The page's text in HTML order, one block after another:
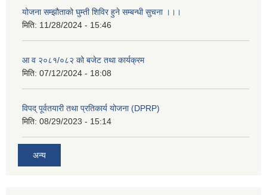
योजना सम्झौताको घुम्ती शिविर हुने सम्बन्धी सुचना ।।।
मिति: 11/28/2024 - 15:46
आ व २०८१/०८२ को बजेट तथा कार्यक्रम
मिति: 07/12/2024 - 18:08
विपद् पूर्वतयारी तथा प्रतिकार्य योजना (DPRP)
मिति: 08/29/2023 - 15:14
अन्य